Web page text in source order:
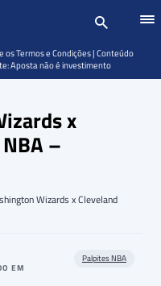
x
–
Wizards x Cleveland
EM
Palpites NBA
Termos e Condições | Conteúdo
Aposta não é investimento